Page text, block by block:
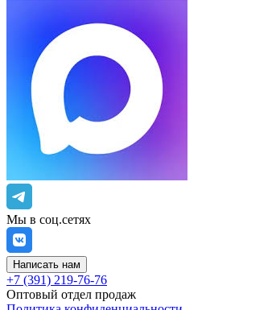
Мы в соц.сетях
Написать нам
+7 (391) 219-76-76
Оптовый отдел продаж